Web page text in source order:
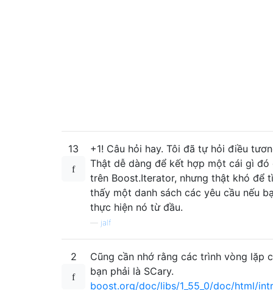
13
+1! Câu hỏi hay. Tôi đã tự hỏi điều
Thật dễ dàng để kết hợp một cái gì đó
trên Boost.Iterator, nhưng thật khó để
thấy một danh sách các yêu cầu nếu
thực hiện nó từ đầu.
jalf
2
Cũng cần nhớ rằng các trình vòng lặp
bạn phải là SCary.
boost.org/doc/libs/1_55_0/doc/html/